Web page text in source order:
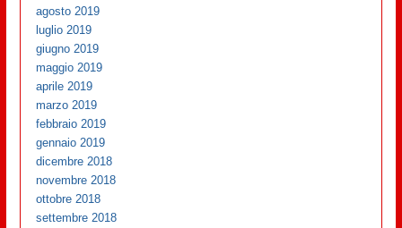
agosto 2019
luglio 2019
giugno 2019
maggio 2019
aprile 2019
marzo 2019
febbraio 2019
gennaio 2019
dicembre 2018
novembre 2018
ottobre 2018
settembre 2018